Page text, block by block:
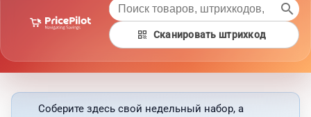
search
qr_code Сканировать штрихкод
Соберите здесь свой недельный набор, а